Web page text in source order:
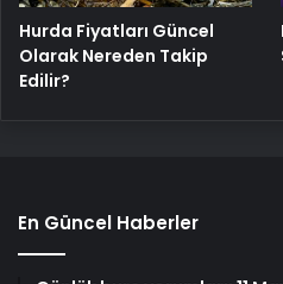
Hurda Fiyatları Güncel
Olarak Nereden Takip
Edilir?
En Güncel Haberler